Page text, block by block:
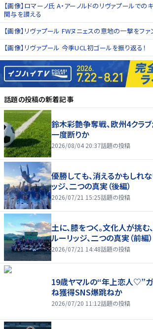
【画像】ロマーノ氏 A・アーノルドのリヴァプールで
関与を讃える
【画像】リヴァプール FWヌニェスの意地の一撃をファ
【画像】リヴァプール 今季UCL初ゴールを振り返る！
話題の投稿の新着記事
鈴木彩艶争奪戦、欧州4クラ
一度断りか
2026/08/04 20:37話題の投稿
優勝しても、消えるかもしれな
ッジ、二つの真実（後編）
2026/07/21 15:25話題の投稿
土に、膝をつく。文化人が挑む
ルーリッジ、二つの真実（前編）
2026/07/21 14:48話題の投稿
19歳ヤマルの“年上恋人♡”ガ
ね獲得SNS爆跳ねか
2026/07/20 11:12話題の投稿